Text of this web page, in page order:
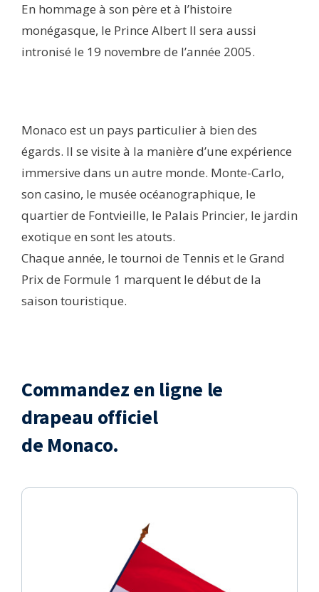
En hommage à son père et à l’histoire
monégasque, le Prince Albert II sera aussi
intronisé le 19 novembre de l’année 2005.
Monaco est un pays particulier à bien des
égards. Il se visite à la manière d’une expérience
immersive dans un autre monde. Monte-Carlo,
son casino, le musée océanographique, le
quartier de Fontvieille, le Palais Princier, le jardin
exotique en sont les atouts.
Chaque année, le tournoi de Tennis et le Grand
Prix de Formule 1 marquent le début de la
saison touristique.
Commandez en ligne le
drapeau officiel
de Monaco.